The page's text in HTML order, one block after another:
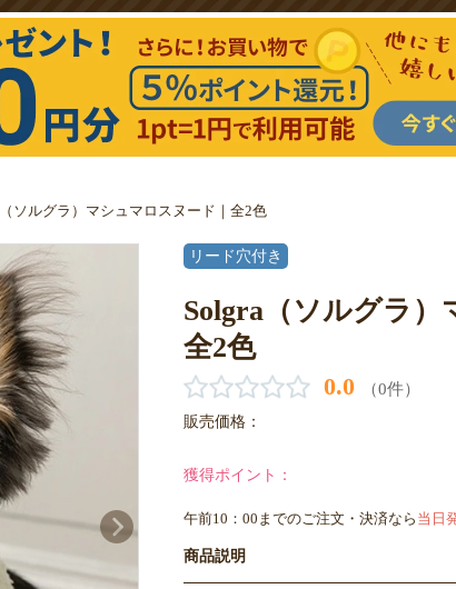
ソルグラ）マシュマロスヌード｜全2色
リード穴付き
Solgra（ソルグラ）
全2色
0.0 （0件）
販売価格：
獲得ポイント：
午前10：00までのご注文・決済なら 当日
商品説明